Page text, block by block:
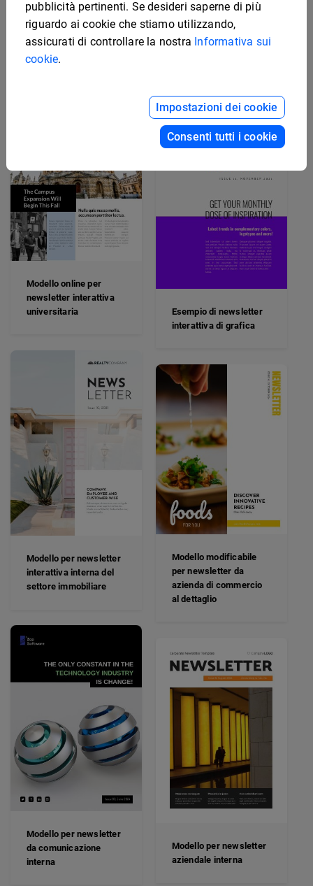
Modello grafico per
newsletter interattiva
del liceo
Modello grafico per
Modello online per
newsletter interattiva
universitaria
Esempio di newsletter
interattiva di grafica
Modello per newsletter
interattiva interna del
settore immobiliare
Modello modificabile
per newsletter da
azienda di commercio
al dettaglio
Modello per newsletter
da comunicazione
interna
Modello per newsletter
aziendale interna
pubblicità pertinenti. Se desideri saperne di più
riguardo ai cookie che stiamo utilizzando,
assicurati di controllare la nostra Informativa sui
cookie.
Impostazioni dei cookie
Consenti tutti i cookie